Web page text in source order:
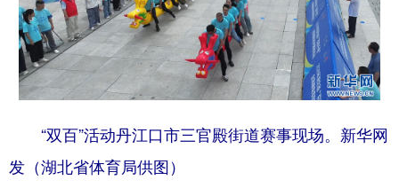
“双百”活动丹江口市三官殿街道赛事现场。新华网
发（湖北省体育局供图）